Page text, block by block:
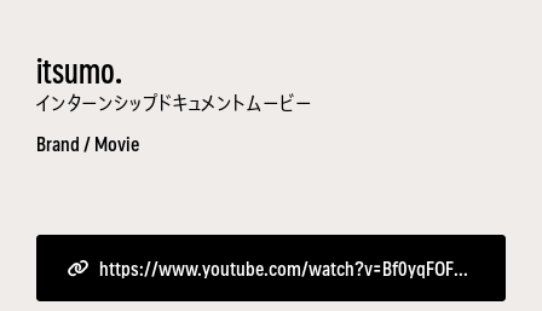
itsumo.
インターンシップドキュメントムービー
Brand / Movie
https://www.youtube.com/watch?v=Bf0yqFOFhbc